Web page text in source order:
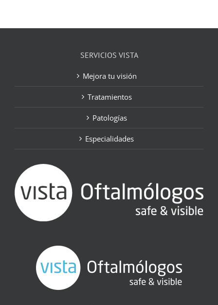
SERVICIOS VISTA
Mejora tu visión
Tratamientos
Patologías
Especialidades